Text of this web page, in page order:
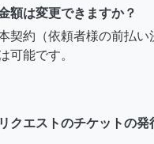
額は変更できますか？
契約（依頼者様の前払い
可能です。
クエストのチケットの発